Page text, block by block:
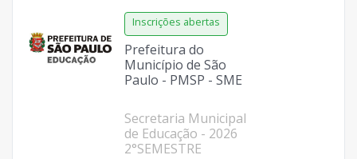
Prefeitura do
Município de São
Paulo - PMSP - SME
Secretaria Municipal
de Educação - 2026
2°SEMESTRE